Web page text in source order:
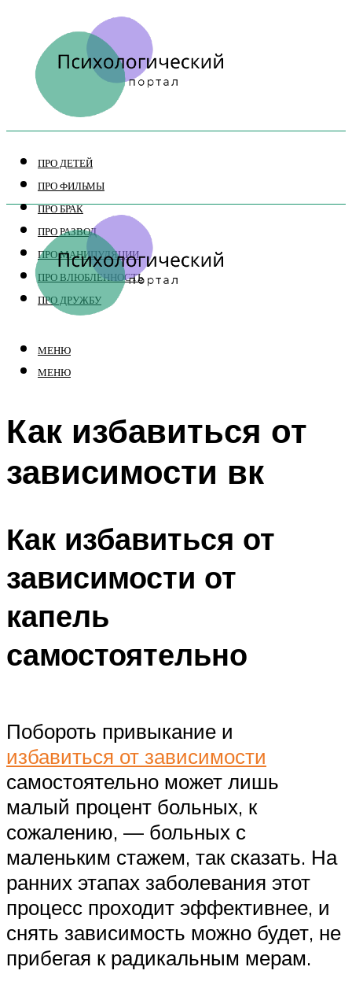
ПРО ДЕТЕЙ
ПРО ФИЛЬМЫ
ПРО БРАК
ПРО РАЗВОД
ПРО МАНИПУЛЯЦИИ
ПРО ВЛЮБЛЕННОСТЬ
ПРО ДРУЖБУ
МЕНЮ
МЕНЮ
Как избавиться от
зависимости вк
Как избавиться от
зависимости от
капель
самостоятельно
Побороть привыкание и
избавиться от зависимости
самостоятельно может лишь
малый процент больных, к
сожалению, — больных с
маленьким стажем, так сказать. На
ранних этапах заболевания этот
процесс проходит эффективнее, и
снять зависимость можно будет, не
прибегая к радикальным мерам.